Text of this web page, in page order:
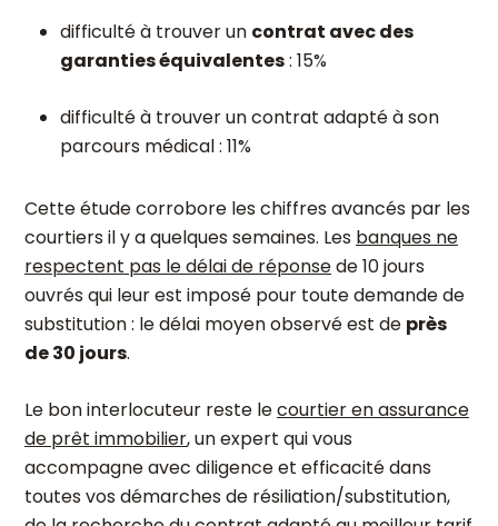
difficulté à trouver un contrat avec des
garanties équivalentes: 15%
difficulté à trouver un contrat adapté à son
parcours médical : 11%
Cette étude corrobore les chiffres avancés par les
courtiers il y a quelques semaines. Les banques ne
respectent pas le délai de réponsede 10 jours
ouvrés qui leur est imposé pour toute demande de
substitution : le délai moyen observé est de près
de 30 jours.
Le bon interlocuteur reste lecourtier en assurance
de prêt immobilier, un expert qui vous
accompagne avec diligence et efficacité dans
toutes vos démarches de résiliation/substitution,